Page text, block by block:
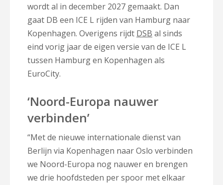
wordt al in december 2027 gemaakt. Dan
gaat DB een ICE L rijden van Hamburg naar
Kopenhagen. Overigens rijdt DSB al sinds
eind vorig jaar de eigen versie van de ICE L
tussen Hamburg en Kopenhagen als
EuroCity.
‘Noord-Europa nauwer
verbinden’
“Met de nieuwe internationale dienst van
Berlijn via Kopenhagen naar Oslo verbinden
we Noord-Europa nog nauwer en brengen
we drie hoofdsteden per spoor met elkaar